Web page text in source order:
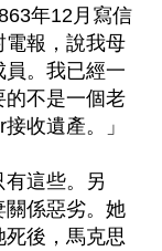
年12月寫信
電報，說我母
。我已經一
的不是一個老
收遺產。」
這些。另
關係惡劣。她
後，馬克思